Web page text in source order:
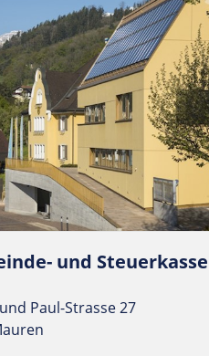
und Steuerkasse
Paul-Strasse 27